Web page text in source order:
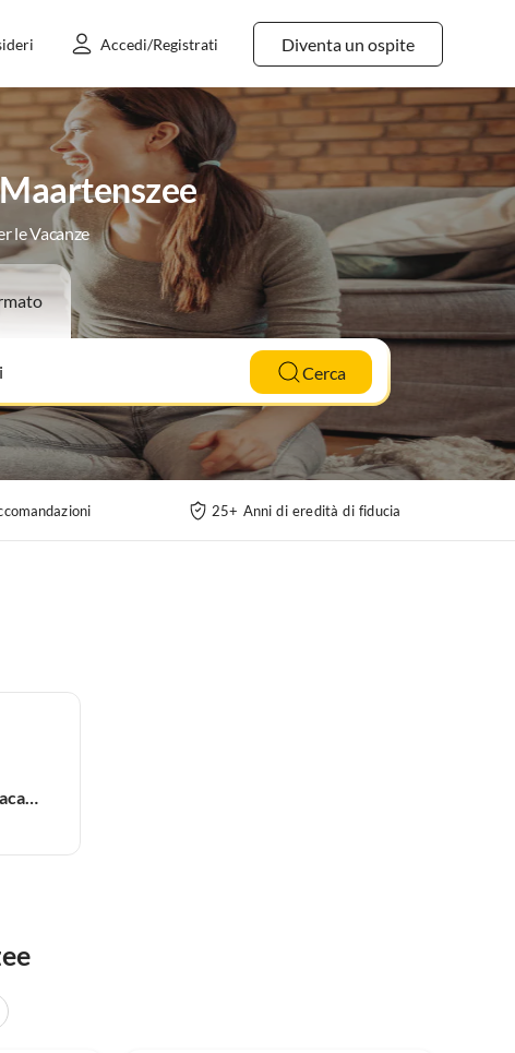
Diventa un ospite
Accedi/Registrati
le Vacanze
Cerca
25+ Anni di eredità di fiducia
Appartamento per vacanze